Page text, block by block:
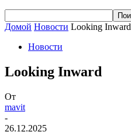
Домой Новости Looking Inward
Новости
Looking Inward
От
mavit
-
26.12.2025